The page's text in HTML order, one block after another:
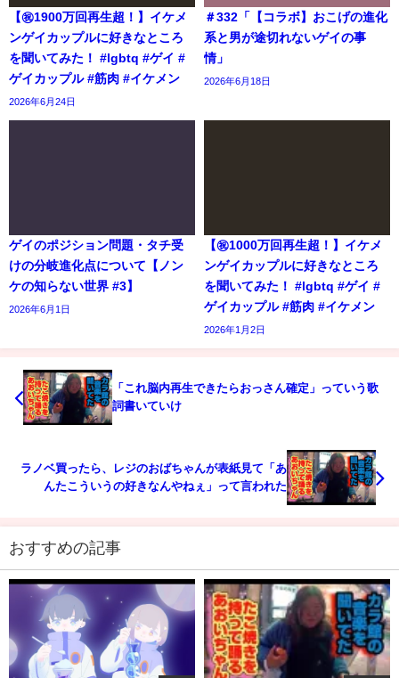
【㊗️1900万回再生超！】イケメ
ンゲイカップルに好きなところ
を聞いてみた！ #lgbtq #ゲイ #
ゲイカップル #筋肉 #イケメン
2026年6月24日
＃332「【コラボ】おこげの進化
系と男が途切れないゲイの事
情」
2026年6月18日
ゲイのポジション問題・タチ受
けの分岐進化点について【ノン
ケの知らない世界 #3】
2026年6月1日
【㊗️1000万回再生超！】イケメ
ンゲイカップルに好きなところ
を聞いてみた！ #lgbtq #ゲイ #
ゲイカップル #筋肉 #イケメン
2026年1月2日
「これ脳内再生できたらおっさん確定」っていう歌
詞書いていけ
ラノベ買ったら、レジのおばちゃんが表紙見て「あ
んたこういうの好きなんやねぇ」って言われた
おすすめの記事